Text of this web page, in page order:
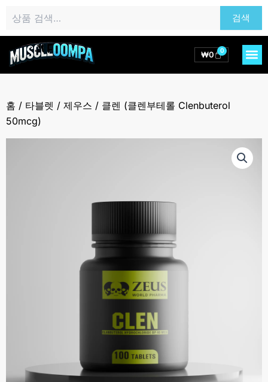
츠
기
색:
검색
₩0 0
Cart
홈 / 타블렛 / 제우스 / 클렌 (클렌부테롤 Clenbuterol
50mcg)